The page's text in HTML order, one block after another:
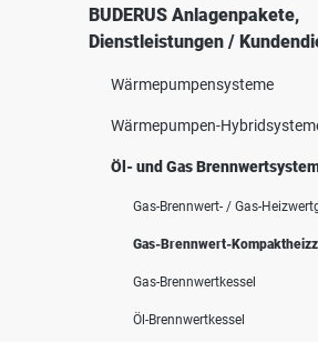
BUDERUS Anlagenpakete,
Dienstleistungen /
Wärmepumpensysteme
Wärmepumpen-
Öl- und Gas
Gas-Brennwert- / Gas-
Gas-Brennwert-
Gas-Brennwertkessel
Öl-Brennwertkessel